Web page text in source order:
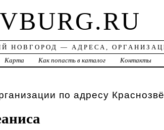
НОВГОРОД — АДРЕСА,
Карта Как попасть в каталог Контакты
по адресу